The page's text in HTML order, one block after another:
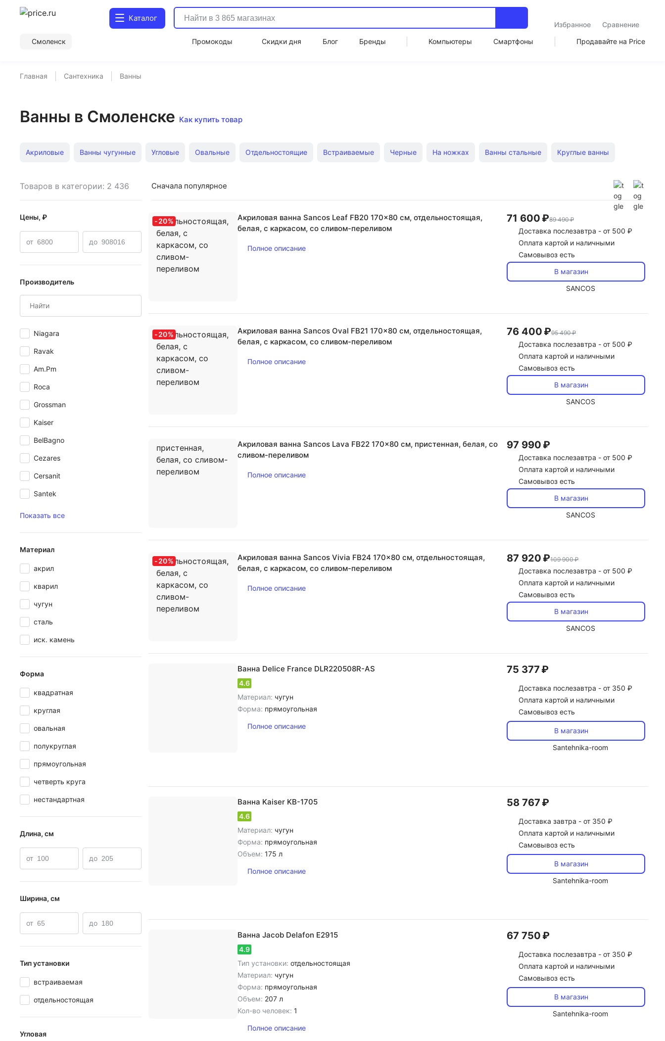
Каталог
Избранное
Сравнение
Смоленск
Промокоды Скидки дня Блог Бренды Компьютеры Смартфоны Продавайте на Price
Главная Сантехника Ванны
Ванны в Смоленске Как купить товар
Акриловые Ванны чугунные Угловые Овальные Отдельностоящие Встраиваемые Черные На ножках Ванны стальные Круглые ванны
белые Чугунные Wotte с ручками Акриловые 170x70 см
Товаров в категории: 2 436
Цены, ₽
от до
Производитель
Niagara
Ravak
Am.Pm
Roca
Grossman
Kaiser
BelBagno
Cezares
Cersanit
Santek
Показать все
Материал
акрил
кварил
чугун
сталь
иск. камень
Форма
квадратная
круглая
овальная
полукруглая
прямоугольная
четверть круга
нестандартная
Длина, см
от до
Ширина, см
от до
Тип установки
встраиваемая
отдельностоящая
Угловая
Сначала популярное
-20%
Акриловая ванна Sancos Leaf FB20 170x80 см, отдельностоящая,
белая, с каркасом, со сливом-переливом
Полное описание
71 600 ₽89 490 ₽
Доставка послезавтра - от 500 ₽
Оплата картой и наличными
Самовывоз есть
В магазин
SANCOS
-20%
Акриловая ванна Sancos Oval FB21 170x80 см, отдельностоящая,
белая, с каркасом, со сливом-переливом
Полное описание
76 400 ₽95 490 ₽
Доставка послезавтра - от 500 ₽
Оплата картой и наличными
Самовывоз есть
В магазин
SANCOS
Акриловая ванна Sancos Lava FB22 170x80 см, пристенная, белая, со
сливом-переливом
Полное описание
97 990 ₽
Доставка послезавтра - от 500 ₽
Оплата картой и наличными
Самовывоз есть
В магазин
SANCOS
-20%
Акриловая ванна Sancos Vivia FB24 170x80 см, отдельностоящая,
белая, с каркасом, со сливом-переливом
Полное описание
87 920 ₽109 900 ₽
Доставка послезавтра - от 500 ₽
Оплата картой и наличными
Самовывоз есть
В магазин
SANCOS
Ванна Delice France DLR220508R-AS
4.6
Материал: чугун
Форма: прямоугольная
Полное описание
75 377 ₽
Доставка послезавтра - от 350 ₽
Оплата картой и наличными
Самовывоз есть
В магазин
Santehnika-room
Ванна Kaiser KB-1705
4.6
Материал: чугун
Форма: прямоугольная
Объем: 175 л
Полное описание
58 767 ₽
Доставка завтра - от 350 ₽
Оплата картой и наличными
Самовывоз есть
В магазин
Santehnika-room
Ванна Jacob Delafon E2915
4.9
Тип установки: отдельностоящая
Материал: чугун
Форма: прямоугольная
Объем: 207 л
Кол-во человек: 1
Полное описание
67 750 ₽
Доставка послезавтра - от 350 ₽
Оплата картой и наличными
Самовывоз есть
В магазин
Santehnika-room